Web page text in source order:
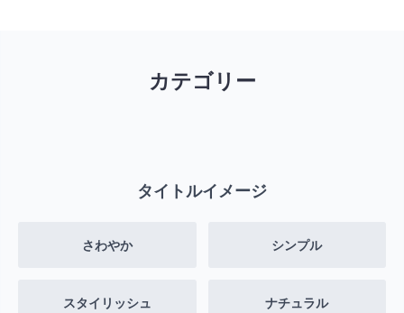
カテゴリー
タイトルイメージ
さわやか シンプル
スタイリッシュ ナチュラル